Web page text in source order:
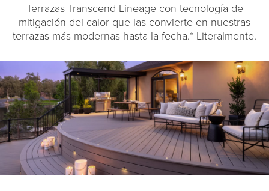
Terrazas Transcend Lineage con tecnología de
mitigación del calor que las convierte en nuestras
terrazas más modernas hasta la fecha.* Literalmente.